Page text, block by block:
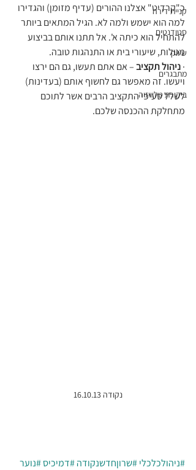
קניית דירה
סטודנטים
שיווק
מתבגרים
ביקורת טלוויזיה
כ"קרדיט" אצלנו ההורים (עדיף מזומן) והגדירו
למה הוא ישמש ולמה לא. הגיל המתאים ביותר
להתחיל הוא כיתה א'. אל תתנו אותם בביצוע
מטלות, שיעורי בית או התנהגות טובה.
· ניהול תקציב – אם אתם תעשו, גם הם ירצו
ויעשו. זה מאפשר גם לחשוף אותם (בעדינות)
לשלל סעיפי התקציב הרבים אשר לתוכם
מתחלקת ההכנסה שלכם.
נקודה 16.10.13
#ניהולכלכלי#שרוןחדשנקודה#דמיכיס#נוער